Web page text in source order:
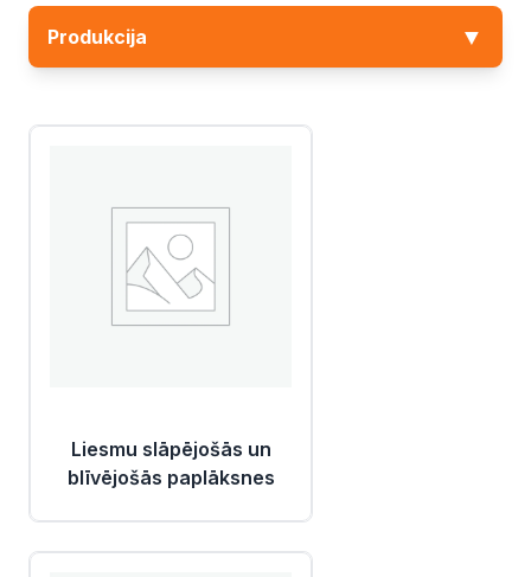
Produkcija ▼
Liesmu slāpējošās un
blīvējošās paplāksnes